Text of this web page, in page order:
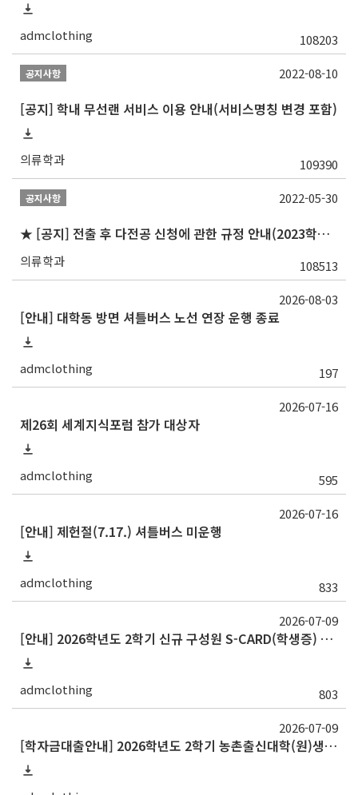
admclothing 108203
공지사항
[공지] 학내 무선랜 서비스 이용 안내(서비스명칭 변경 포함)
의류학과 109390
2022-08-10
공지사항
★ [공지] 전출 후 다전공 신청에 관한 규정 안내(2023학년도 1학기 신청자부터 적용)
의류학과 108513
2022-05-30
[안내] 대학동 방면 셔틀버스 노선 연장 운행 종료
admclothing 197
2026-08-03
제26회 세계지식포럼 참가 대상자
admclothing 595
2026-07-16
[안내] 제헌절(7.17.) 셔틀버스 미운행
admclothing 833
2026-07-16
[안내] 2026학년도 2학기 신규 구성원 S-CARD(학생증) 발급
admclothing 803
2026-07-09
[학자금대출안내] 2026학년도 2학기 농촌출신대학(원)생 학자금대출
2026-07-09